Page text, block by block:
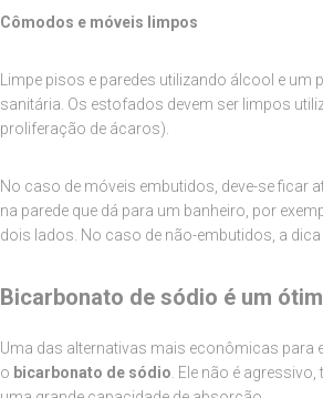
Cômodos e móveis limpos
Limpe pisos e paredes utilizando álcool e
sanitária. Os estofados devem ser limpos
proliferação de ácaros).
No caso de móveis embutidos, deve-se ficar
na parede que dá para um banheiro, por
dois lados. No caso de não-embutidos, a
Bicarbonato de sódio é um
Uma das alternativas mais econômicas para
o bicarbonato de sódio . Ele não é